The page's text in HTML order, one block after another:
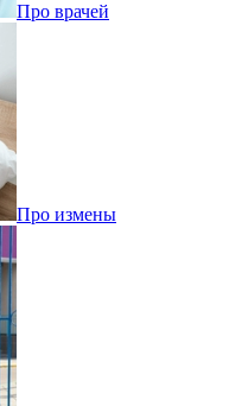
Про врачей
Про измены